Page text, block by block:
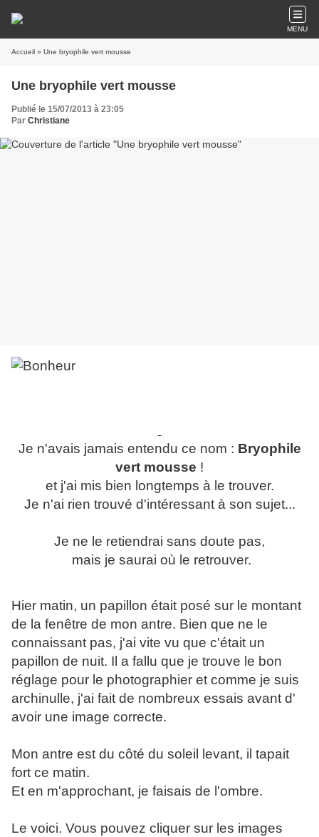
MENU
Accueil » Une bryophile vert mousse
Une bryophile vert mousse
Publié le 15/07/2013 à 23:05
Par Christiane
Je n'avais jamais entendu ce nom : Bryophile
vert mousse !
et j'ai mis bien longtemps à le trouver.
Je n'ai rien trouvé d'intéressant à son sujet...
Je ne le retiendrai sans doute pas,
mais je saurai où le retrouver.
Hier matin, un papillon était posé sur le montant
de la fenêtre de mon antre. Bien que ne le
connaissant pas, j'ai vite vu que c'était un
papillon de nuit. Il a fallu que je trouve le bon
réglage pour le photographier et comme je suis
archinulle, j'ai fait de nombreux essais avant d'
avoir une image correcte.
Mon antre est du côté du soleil levant, il tapait
fort ce matin.
Et en m'approchant, je faisais de l'ombre.
Le voici. Vous pouvez cliquer sur les images